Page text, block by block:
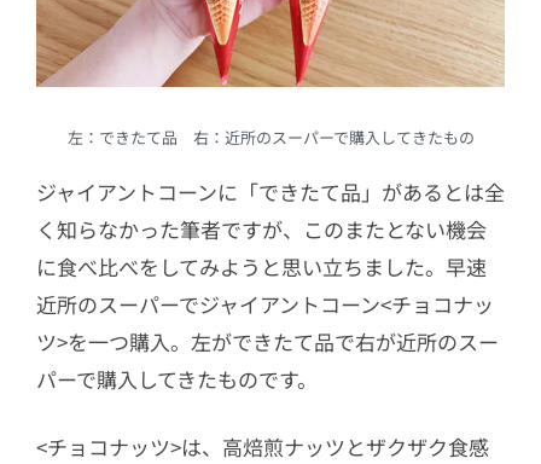
左：できたて品 右：近所のスーパーで購入してきたもの
ジャイアントコーンに「できたて品」があるとは全
く知らなかった筆者ですが、このまたとない機会
に食べ比べをしてみようと思い立ちました。早速
近所のスーパーでジャイアントコーン<チョコナッ
ツ>を一つ購入。左ができたて品で右が近所のスー
パーで購入してきたものです。
<チョコナッツ>は、高焙煎ナッツとザクザク食感